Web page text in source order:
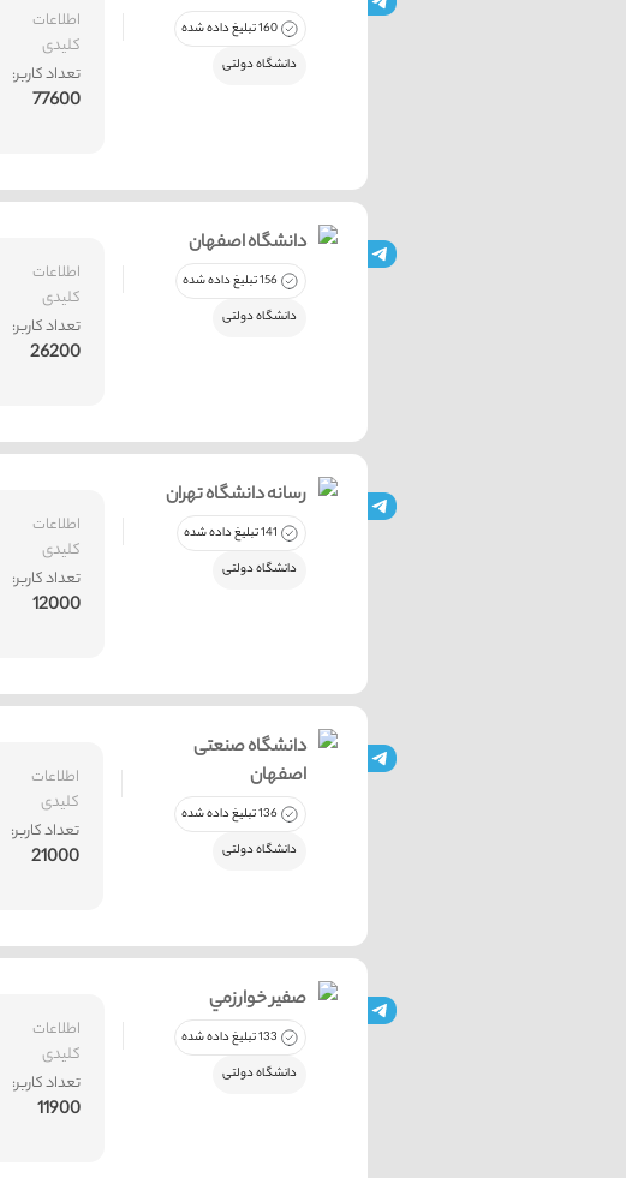
اطلاعات
کلیدی
تعداد کاربر:
77600
160 تبلیغ داده شده
دانشگاه دولتی
اطلاعات
کلیدی
تعداد کاربر:
26200
دانشگاه اصفهان
156 تبلیغ داده شده
دانشگاه دولتی
اطلاعات
کلیدی
تعداد کاربر:
12000
رسانه دانشگاه تهران
141 تبلیغ داده شده
دانشگاه دولتی
اطلاعات
کلیدی
تعداد کاربر:
21000
دانشگاه صنعتی
اصفهان
136 تبلیغ داده شده
دانشگاه دولتی
اطلاعات
کلیدی
تعداد کاربر:
11900
صفیر خوارزمي
133 تبلیغ داده شده
دانشگاه دولتی